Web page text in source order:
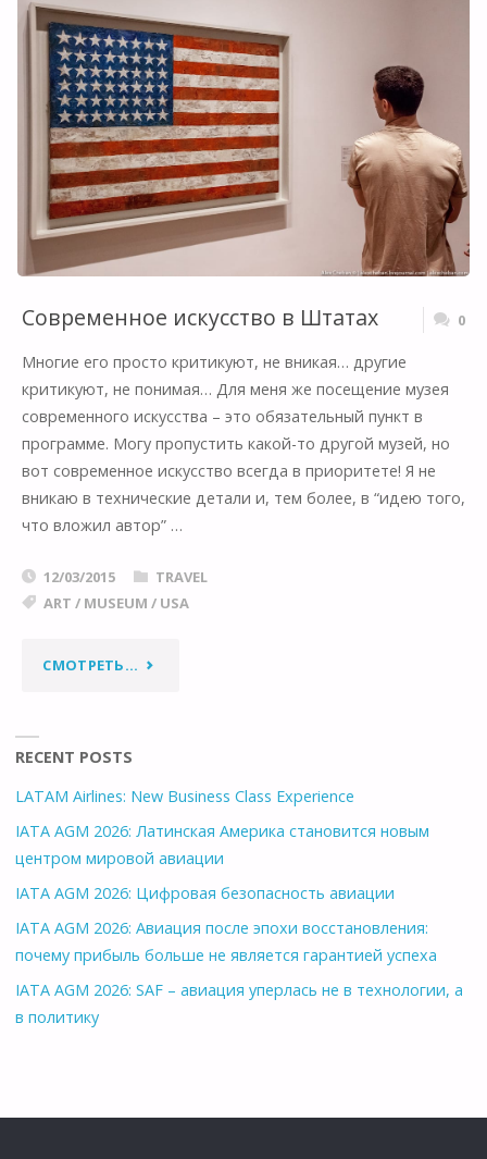
В
МИРЕ
САМОЛЕТ
УЙДЕТ
С
МОЛОТКА."
Современное искусство в Штатах 0
Многие его просто критикуют, не вникая… другие
критикуют, не понимая… Для меня же посещение музея
современного искусства – это обязательный пункт в
программе. Могу пропустить какой-то другой музей, но
вот современное искусство всегда в приоритете! Я не
вникаю в технические детали и, тем более, в “идею того,
что вложил автор” …
12/03/2015
TRAVEL
ART / MUSEUM / USA
СМОТРЕТЬ... "СОВРЕМЕННОЕ
ШТАТАХ"
RECENT POSTS
LATAM Airlines: New Business Class Experience
IATA AGM 2026: Латинская Америка становится новым
центром мировой авиации
IATA AGM 2026: Цифровая безопасность авиации
IATA AGM 2026: Авиация после эпохи восстановления:
почему прибыль больше не является гарантией успеха
IATA AGM 2026: SAF – авиация уперлась не в технологии, а
в политику